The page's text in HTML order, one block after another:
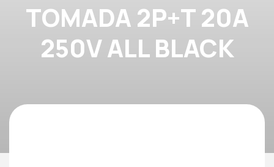
TOMADA 2P+T 20A
250V ALL BLACK